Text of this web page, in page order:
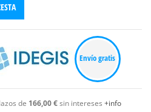
Envío gratis
de 166,00 €sin intereses +info